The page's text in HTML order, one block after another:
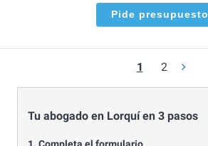
Pide presupuesto
1 2
Tu abogado en Lorquí en 3 pasos
1. Completa el formulario